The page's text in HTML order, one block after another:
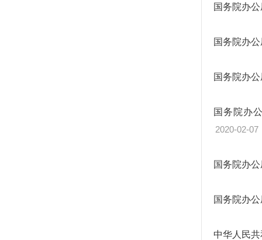
国务院办
国务院办
国务院办
国务院办
2020-02-07
国务院办
国务院办
中华人民